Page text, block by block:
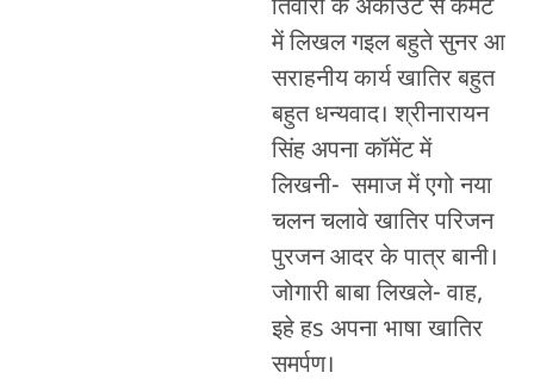
तिवारी के अकाउंट से कमेंट
में लिखल गइल बहुते सुनर आ
सराहनीय कार्य खातिर बहुत
बहुत धन्यवाद। श्रीनारायन
सिंह अपना कॉमेंट में
लिखनी- समाज में एगो नया
चलन चलावे खातिर परिजन
पुरजन आदर के पात्र बानी।
जोगारी बाबा लिखले- वाह,
इहे हs अपना भाषा खातिर
समर्पण।